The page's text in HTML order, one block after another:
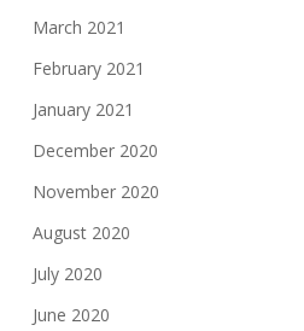
March 2021
February 2021
January 2021
December 2020
November 2020
August 2020
July 2020
June 2020